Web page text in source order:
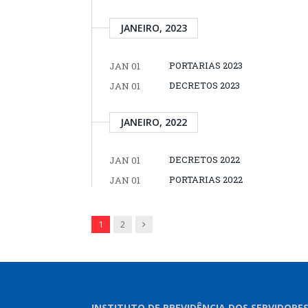
JANEIRO, 2023
JAN 01
PORTARIAS 2023
JAN 01
DECRETOS 2023
JANEIRO, 2022
JAN 01
DECRETOS 2022
JAN 01
PORTARIAS 2022
1 2 Next